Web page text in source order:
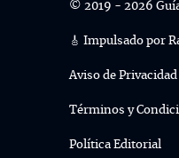
© 2019 - 2026
🎸 Impulsado por
Aviso de Privacidad
Términos y
Política Editorial